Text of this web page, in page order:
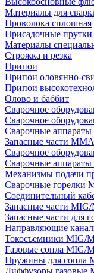
Материалы для
Проволока сплошная
Присадочные прутки
Материалы
Строжка и резка
Припои
Припои оловянно-
Припои
Олово и баббит
Сварочное
Сварочное
Сварочные
Запасные части MMA
Сварочное
Сварочные
Механизмы подачи
Сварочные горелки
Соединительный
Запасные части
Запасные части для
Направляющие
Токосъемники MIG/
Газовые сопла MIG/
Пружины для сопла
Диффузоры газовые